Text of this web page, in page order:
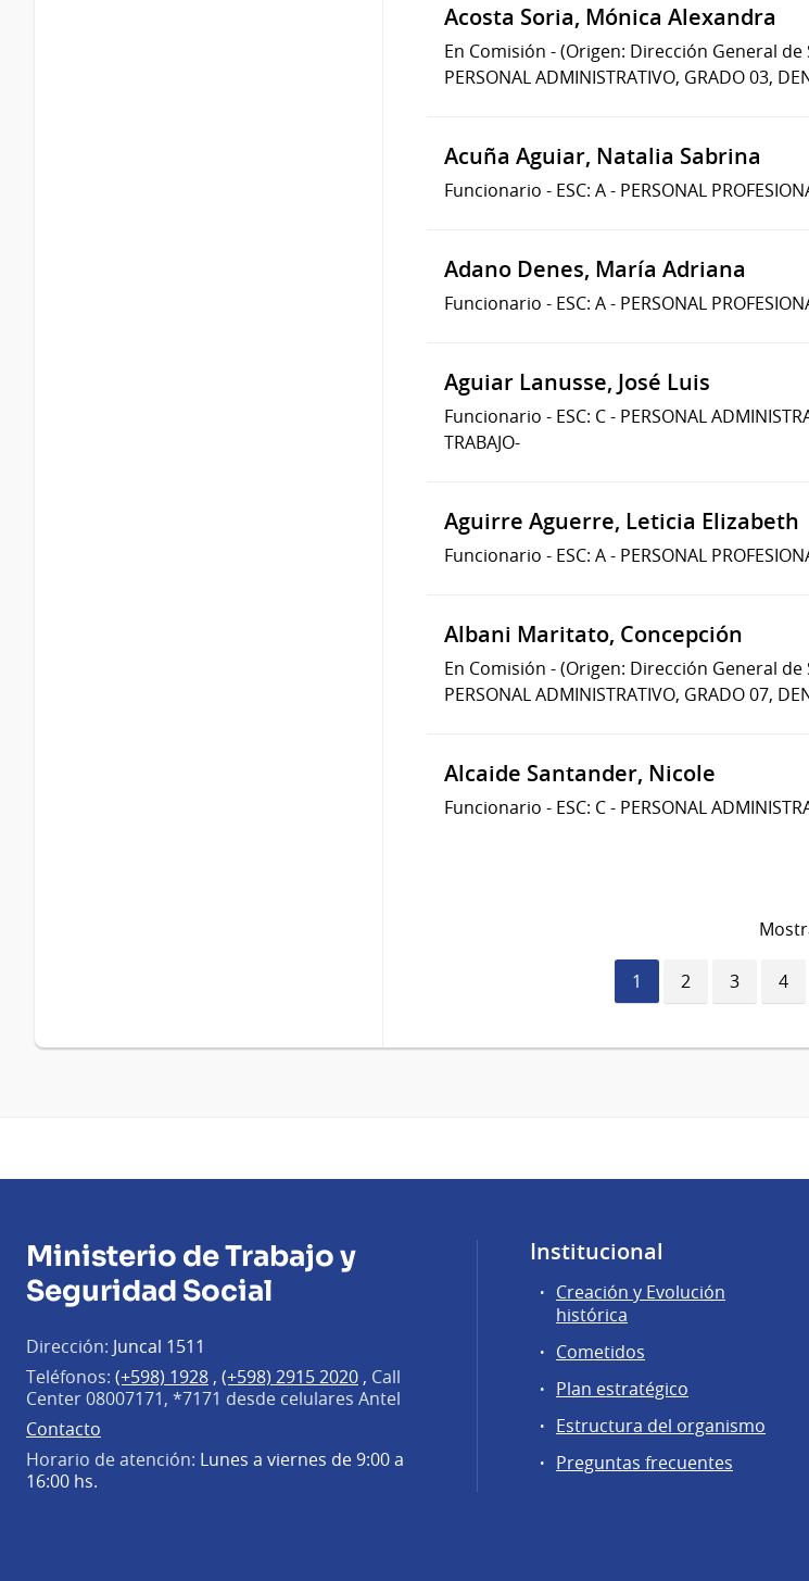
Acosta Soria, Mónica Alexandra
En Comisión -(Origen: Dirección General de
PERSONAL ADMINISTRATIVO, GRADO 03,
Acuña Aguiar, Natalia Sabrina
Funcionario - ESC: A - PERSONAL
Adano Denes, María Adriana
Funcionario - ESC: A - PERSONAL
Aguiar Lanusse, José Luis
Funcionario - ESC: C - PERSONAL
TRABAJO-
Aguirre Aguerre, Leticia Elizabeth
Funcionario - ESC: A - PERSONAL
Albani Maritato, Concepción
En Comisión -(Origen: Dirección General de
PERSONAL ADMINISTRATIVO, GRADO 07,
Alcaide Santander, Nicole
Funcionario - ESC: C - PERSONAL
Página
actual
1 Página
2 Página
3 4
Ministerio de Trabajo y
Seguridad Social
Dirección: Juncal 1511
Teléfonos: (+598) 1928 , (+598) 2915 2020 , Call
Center 08007171, *7171 desde celulares Antel
Contacto
Horario de atención: Lunes a viernes de 9:00 a
16:00 hs.
Institucional
Creación y Evolución
histórica
Cometidos
Plan estratégico
Estructura del organismo
Preguntas frecuentes